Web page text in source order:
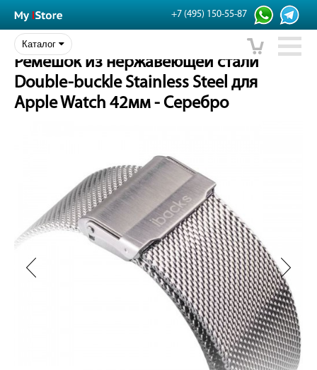
+7 (495) 150-55-87
Каталог
Ремешок из нержавеющей стали
Double-buckle Stainless Steel для
Apple Watch 42мм - Серебро